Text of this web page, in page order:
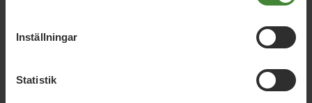
Inställningar
Statistik
valbudskap inför 2026